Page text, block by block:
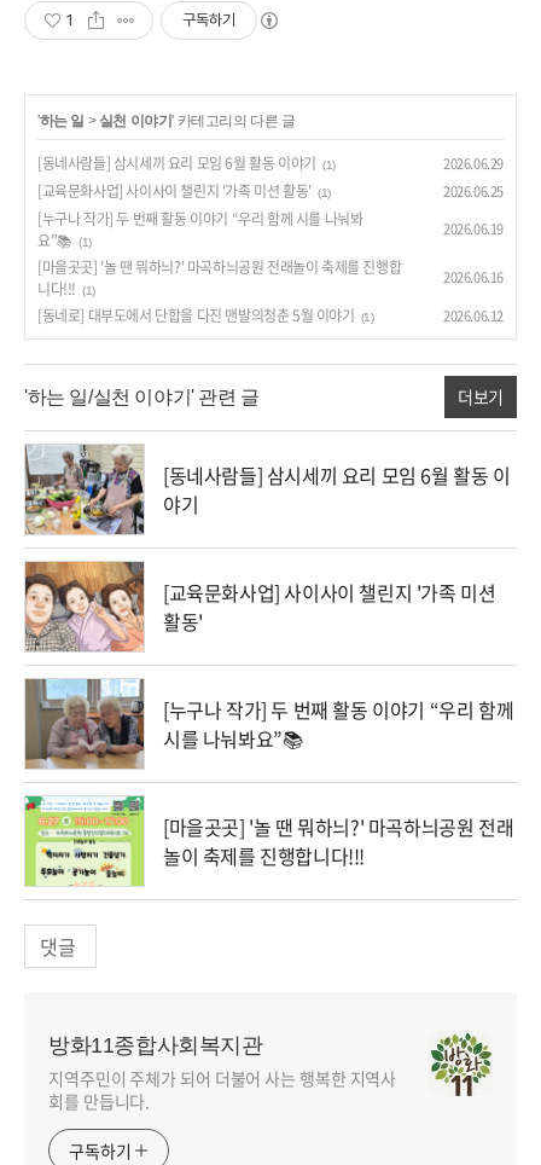
1 구독하기
'하는 일 > 실천 이야기' 카테고리의 다른 글
[동네사람들] 삼시세끼 요리 모임 6월 활동 이야기 (1) 2026.06.29
[교육문화사업] 사이사이 챌린지 '가족 미션 활동' (1) 2026.06.25
[누구나 작가] 두 번째 활동 이야기 “우리 함께 시를 나눠봐
요”📚 (1)
2026.06.19
[마을곳곳] '놀 땐 뭐하늬?' 마곡하늬공원 전래놀이 축제를 진행합
니다!!! (1)
2026.06.16
[동네로] 대부도에서 단합을 다진 맨발의청춘 5월 이야기 (1) 2026.06.12
'하는 일/실천 이야기' 관련 글 더보기
[동네사람들] 삼시세끼 요리 모임 6월 활동 이
야기
[교육문화사업] 사이사이 챌린지 '가족 미션
활동'
[누구나 작가] 두 번째 활동 이야기 “우리 함께
시를 나눠봐요”📚
[마을곳곳] '놀 땐 뭐하늬?' 마곡하늬공원 전래
놀이 축제를 진행합니다!!!
댓글
방화11종합사회복지관
지역주민이 주체가 되어 더불어 사는 행복한 지역사
회를 만듭니다.
구독하기